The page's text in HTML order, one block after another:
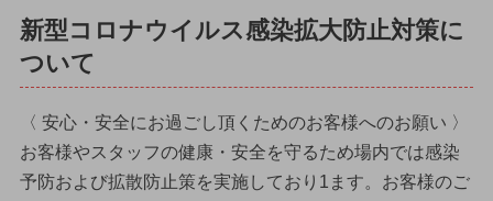
新型コロナウイルス感染拡大防止対策に
ついて
〈 安心・安全にお過ごし頂くためのお客様へのお願い 〉
お客様やスタッフの健康・安全を守るため場内では感染
予防および拡散防止策を実施しており1ます。お客様のご